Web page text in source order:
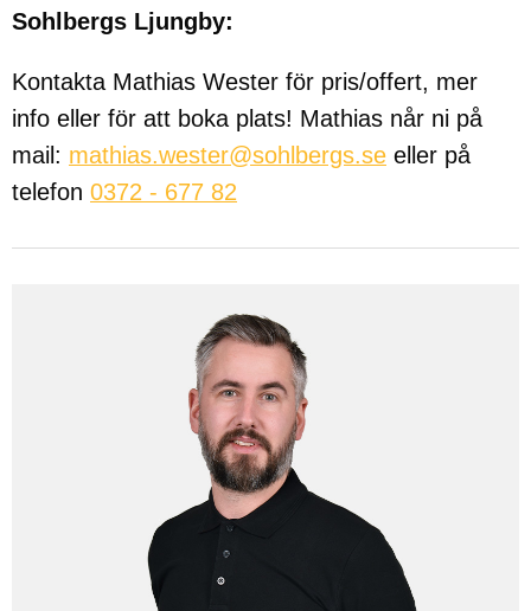
Sohlbergs Ljungby:
Kontakta Mathias Wester för pris/offert, mer
info eller för att boka plats! Mathias når ni på
mail: mathias.wester@sohlbergs.se eller på
telefon 0372 - 677 82